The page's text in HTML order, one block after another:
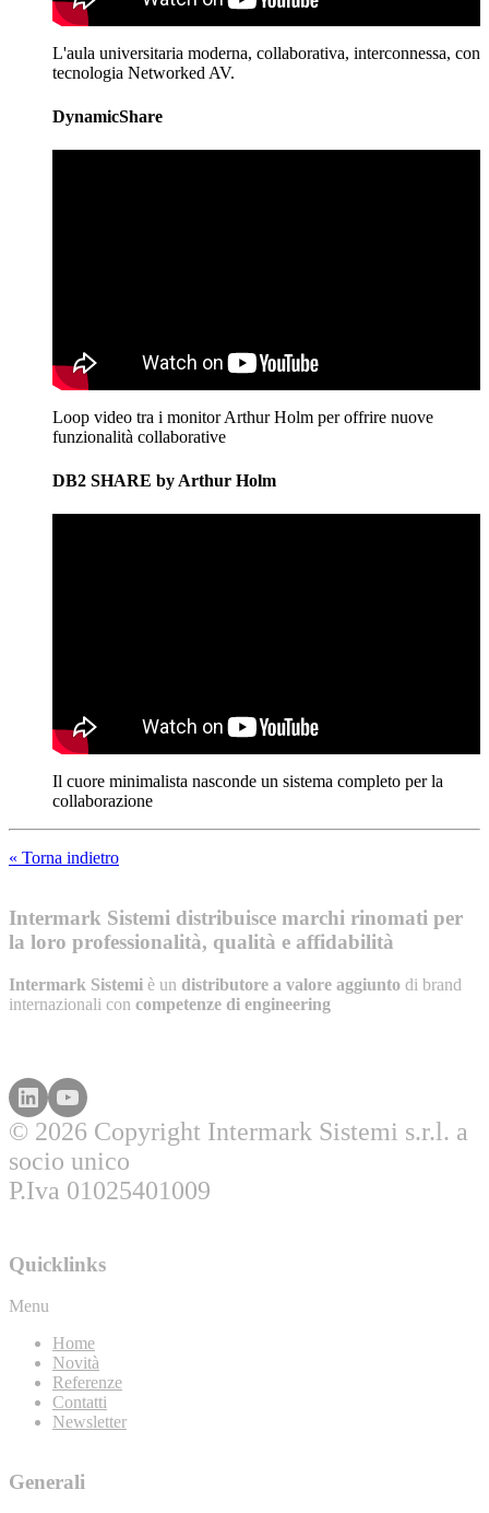
L'aula universitaria moderna, collaborativa, interconnessa, con
tecnologia Networked AV.
DynamicShare
Loop video tra i monitor Arthur Holm per offrire nuove
funzionalità collaborative
DB2 SHARE by Arthur Holm
Il cuore minimalista nasconde un sistema completo per la
collaborazione
« Torna indietro
Intermark Sistemi distribuisce marchi rinomati per
la loro professionalità, qualità e affidabilità
Intermark Sistemi è un distributore a valore aggiunto di brand
internazionali con competenze di engineering
© 2026 Copyright Intermark Sistemi s.r.l. a
socio unico
P.Iva 01025401009
Quicklinks
Menu
Home
Novità
Referenze
Contatti
Newsletter
Generali